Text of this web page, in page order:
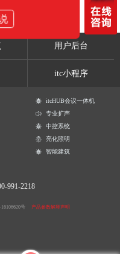
用户后台
itc小程序
itcHUB会议一体机
专业扩声
中控系统
亮化照明
智能建筑
991-2218
号 产品参数解释声明